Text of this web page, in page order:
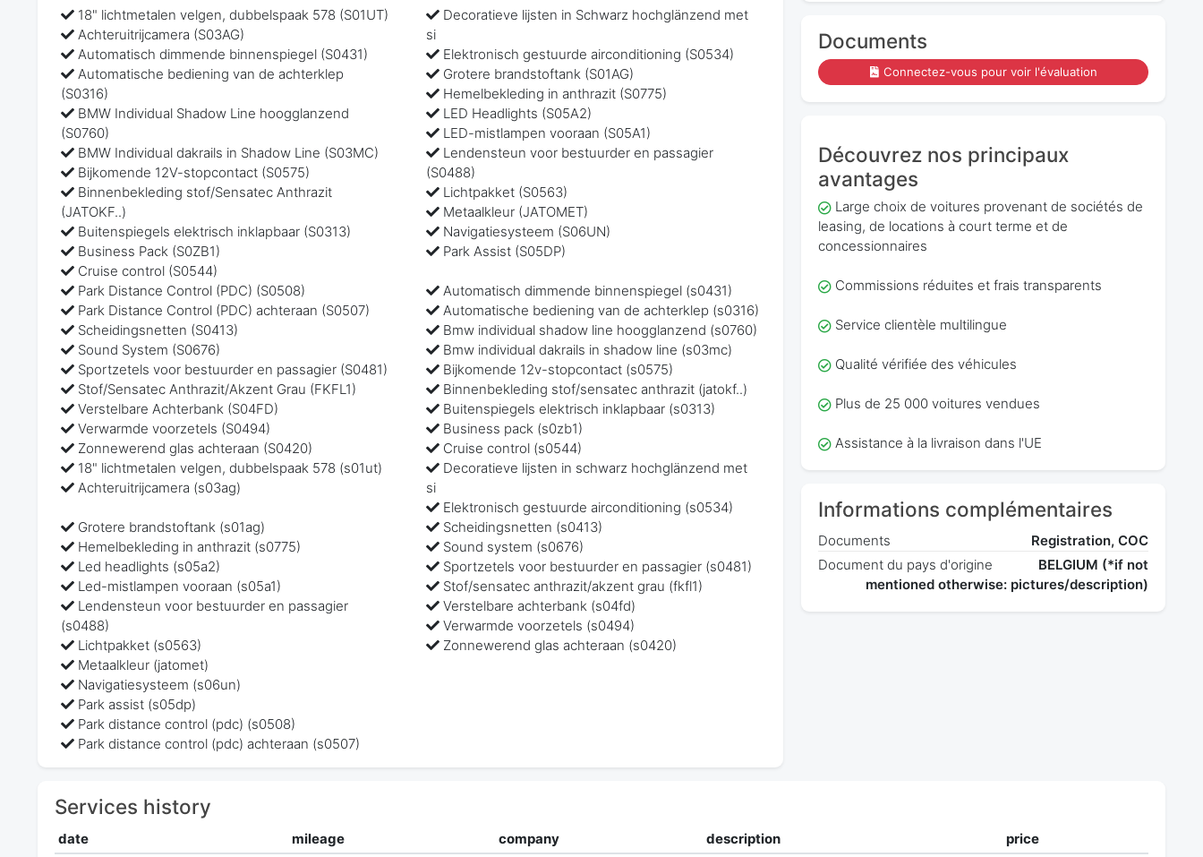
Documents
Connectez-vous pour voir l'évaluation
Découvrez nos principaux
avantages
Large choix de voitures provenant de sociétés de
leasing, de locations à court terme et de
concessionnaires
Commissions réduites et frais transparents
Service clientèle multilingue
Qualité vérifiée des véhicules
Plus de 25 000 voitures vendues
Assistance à la livraison dans l'UE
Informations complémentaires
Documents
Registration, COC
Document du pays d'origine
BELGIUM (*if not
mentioned otherwise: pictures/description)
18" lichtmetalen velgen, dubbelspaak 578 (S01UT)
Achteruitrijcamera (S03AG)
Automatisch dimmende binnenspiegel (S0431)
Automatische bediening van de achterklep
(S0316)
BMW Individual Shadow Line hoogglanzend
(S0760)
BMW Individual dakrails in Shadow Line (S03MC)
Bijkomende 12V-stopcontact (S0575)
Binnenbekleding stof/Sensatec Anthrazit
(JATOKF..)
Buitenspiegels elektrisch inklapbaar (S0313)
Business Pack (S0ZB1)
Cruise control (S0544)
Decoratieve lijsten in Schwarz hochglänzend met
si
Elektronisch gestuurde airconditioning (S0534)
Grotere brandstoftank (S01AG)
Hemelbekleding in anthrazit (S0775)
LED Headlights (S05A2)
LED-mistlampen vooraan (S05A1)
Lendensteun voor bestuurder en passagier
(S0488)
Lichtpakket (S0563)
Metaalkleur (JATOMET)
Navigatiesysteem (S06UN)
Park Assist (S05DP)
Park Distance Control (PDC) (S0508)
Park Distance Control (PDC) achteraan (S0507)
Scheidingsnetten (S0413)
Sound System (S0676)
Sportzetels voor bestuurder en passagier (S0481)
Stof/Sensatec Anthrazit/Akzent Grau (FKFL1)
Verstelbare Achterbank (S04FD)
Verwarmde voorzetels (S0494)
Zonnewerend glas achteraan (S0420)
18" lichtmetalen velgen, dubbelspaak 578 (s01ut)
Achteruitrijcamera (s03ag)
Automatisch dimmende binnenspiegel (s0431)
Automatische bediening van de achterklep (s0316)
Bmw individual shadow line hoogglanzend (s0760)
Bmw individual dakrails in shadow line (s03mc)
Bijkomende 12v-stopcontact (s0575)
Binnenbekleding stof/sensatec anthrazit (jatokf..)
Buitenspiegels elektrisch inklapbaar (s0313)
Business pack (s0zb1)
Cruise control (s0544)
Decoratieve lijsten in schwarz hochglänzend met
si
Elektronisch gestuurde airconditioning (s0534)
Grotere brandstoftank (s01ag)
Hemelbekleding in anthrazit (s0775)
Led headlights (s05a2)
Led-mistlampen vooraan (s05a1)
Lendensteun voor bestuurder en passagier
(s0488)
Lichtpakket (s0563)
Metaalkleur (jatomet)
Navigatiesysteem (s06un)
Park assist (s05dp)
Park distance control (pdc) (s0508)
Park distance control (pdc) achteraan (s0507)
Scheidingsnetten (s0413)
Sound system (s0676)
Sportzetels voor bestuurder en passagier (s0481)
Stof/sensatec anthrazit/akzent grau (fkfl1)
Verstelbare achterbank (s04fd)
Verwarmde voorzetels (s0494)
Zonnewerend glas achteraan (s0420)
Services history
date mileage company description
price